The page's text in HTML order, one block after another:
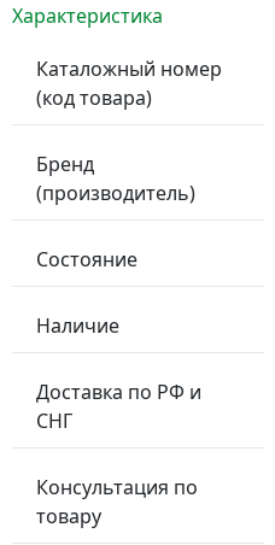
Характеристика
Каталожный номер
(код товара)
Бренд
(производитель)
Состояние
Наличие
Доставка по РФ и
СНГ
Консультация по
товару